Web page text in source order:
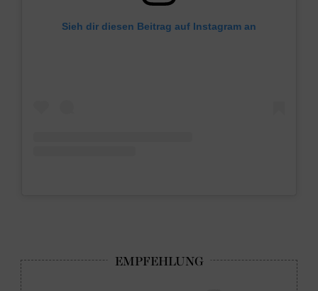
Sieh dir diesen Beitrag auf Instagram an